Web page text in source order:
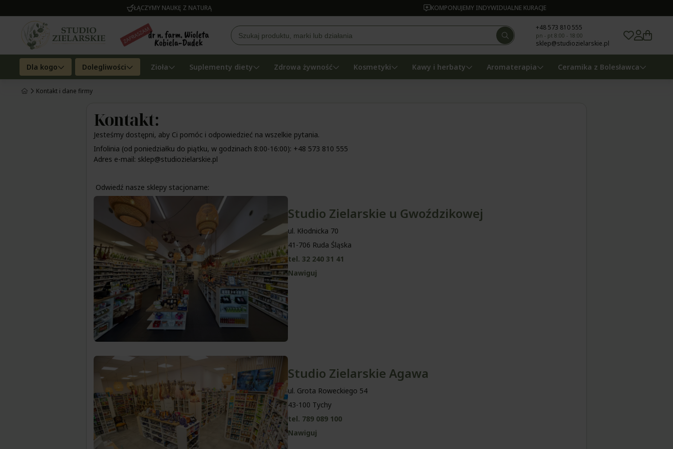
ŁĄCZYMY NAUKĘ Z NATURĄ KOMPONUJEMY INDYWIDUALNE KURACJE
+48 573 810 555
pn - pt 8:00 - 18:00
sklep@studiozielarskie.pl
Dla kogo Dolegliwości Zioła Suplementy diety Zdrowa żywność Kosmetyki Kawy i herbaty Aromaterapia Ceramika z Bolesławca
Kontakt i dane firmy
Kontakt:
Jesteśmy dostępni, aby Ci pomóc i odpowiedzieć na wszelkie pytania.
Infolinia (od poniedziałku do piątku, w godzinach 8:00-16:00): +48 573 810 555
Adres e-mail: sklep@studiozielarskie.pl
Odwiedź nasze sklepy stacjonarne:
Studio Zielarskie u Gwoździkowej
ul. Kłodnicka 70
41-706 Ruda Śląska
tel. 32 240 31 41
Nawiguj
Studio Zielarskie Agawa
ul. Grota Roweckiego 54
43-100 Tychy
tel. 789 089 100
Nawiguj